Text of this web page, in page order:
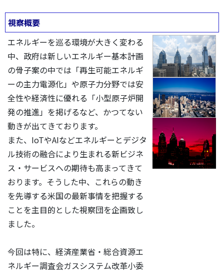
視察概要
エネルギーを巡る環境が大きく変わる
中、政府は新しいエネルギー基本計画
の骨子案の中では「再生可能エネルギ
ーの主力電源化」や原子力分野では安
全性や経済性に優れる「小型原子炉開
発の推進」を掲げるなど、かつてない
動きが出てきております。
また、IoTやAIなどエネルギーとデジタ
ル技術の融合により生まれる新ビジネ
ス・サービスへの期待も高まってきて
おります。そうした中、これらの動き
を先導する米国の最新事情を把握する
ことを主目的とした視察団を企画致し
ました。
今回は特に、経済産業省・総合資源エ
ネルギー調査会ガスシステム改革小委